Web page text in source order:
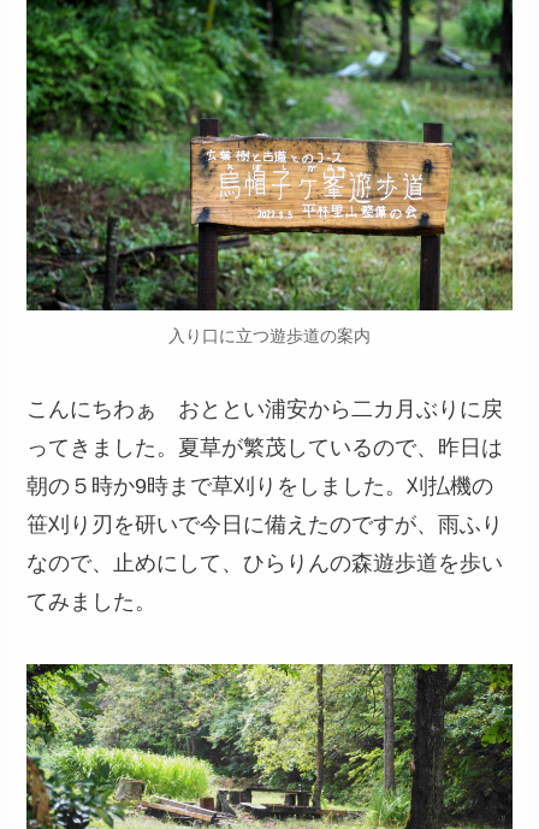
入り口に立つ遊歩道の案内
こんにちわぁ おととい浦安から二カ月ぶりに戻
ってきました。夏草が繁茂しているので、昨日は
朝の５時か9時まで草刈りをしました。刈払機の
笹刈り刃を研いで今日に備えたのですが、雨ふり
なので、止めにして、ひらりんの森遊歩道を歩い
てみました。